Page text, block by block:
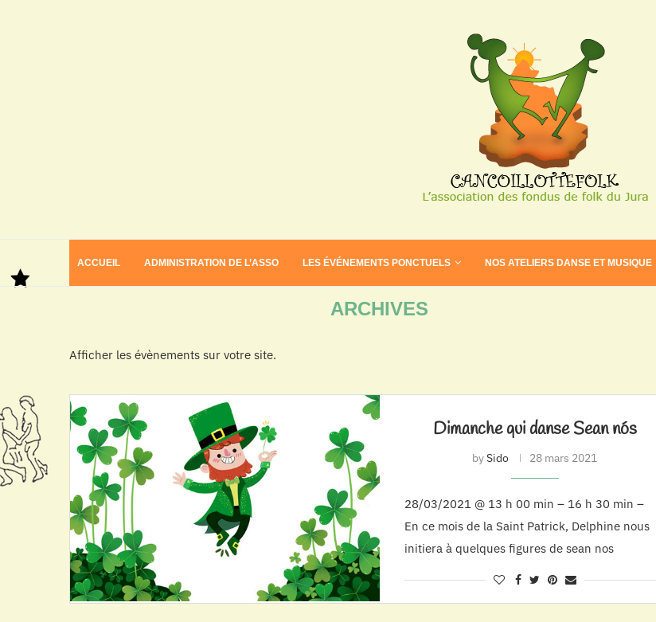
ACCUEIL ADMINISTRATION DE L’ASSO LES ÉVÉNEMENTS PONCTUELS NOS ATELIERS DANSE ET MUSIQUE
ARCHIVES
Afficher les évènements sur votre site.
Dimanche qui danse Sean nós
bySido 28 mars 2021
28/03/2021 @ 13 h 00 min – 16 h 30 min –
En ce mois de la Saint Patrick, Delphine nous
initiera à quelques figures de sean nos